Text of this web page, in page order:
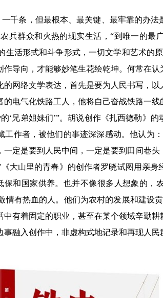
千条，但最根本、最关键、最牢靠的办
兵群众和火热的现实生活，“到唯一的最
活形式和斗争形式，一切文学和艺术的
导向，才能够妙笔生花绘乾坤。何常在
网络文学表达，首先是要为人民书写，
电气化铁路工人，他将自己奋战铁路一
‘兄弟姐妹们’”。胡说创作《扎西德勒》
作者，被他们的事迹深深感动。他认为
定是要到人民中间，一定是要到田间巷
大山里的青春》的创作者罗晓试图用亲
和国家供养。也并不像很多人想象的，
有热血的人。他们为农村的发展和建设
有着固定的职业，甚至在某个领域辛勤
融入创作中，非虚构式地记录和再现人